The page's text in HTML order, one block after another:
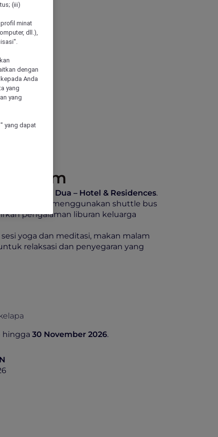
Malam
Bali Nusa Dua – Hotel & Residences.
2 menit menggunakan shuttle bus
pengalaman liburan keluarga
yoga dan meditasi, makan malam
relaksasi dan penyegaran yang
30 November 2026.
(iii)
minat
dll.),
dengan
Anda
yang
yang
yang dapat